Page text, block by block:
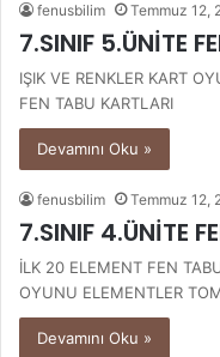
fenusbilim Temmuz 12,
7.SINIF 5.ÜNİTE
IŞIK VE RENKLER KART
FEN TABU KARTLARI
Devamını Oku »
fenusbilim Temmuz 12,
7.SINIF 4.ÜNİTE
İLK 20 ELEMENT FEN
OYUNU ELEMENTLER
Devamını Oku »